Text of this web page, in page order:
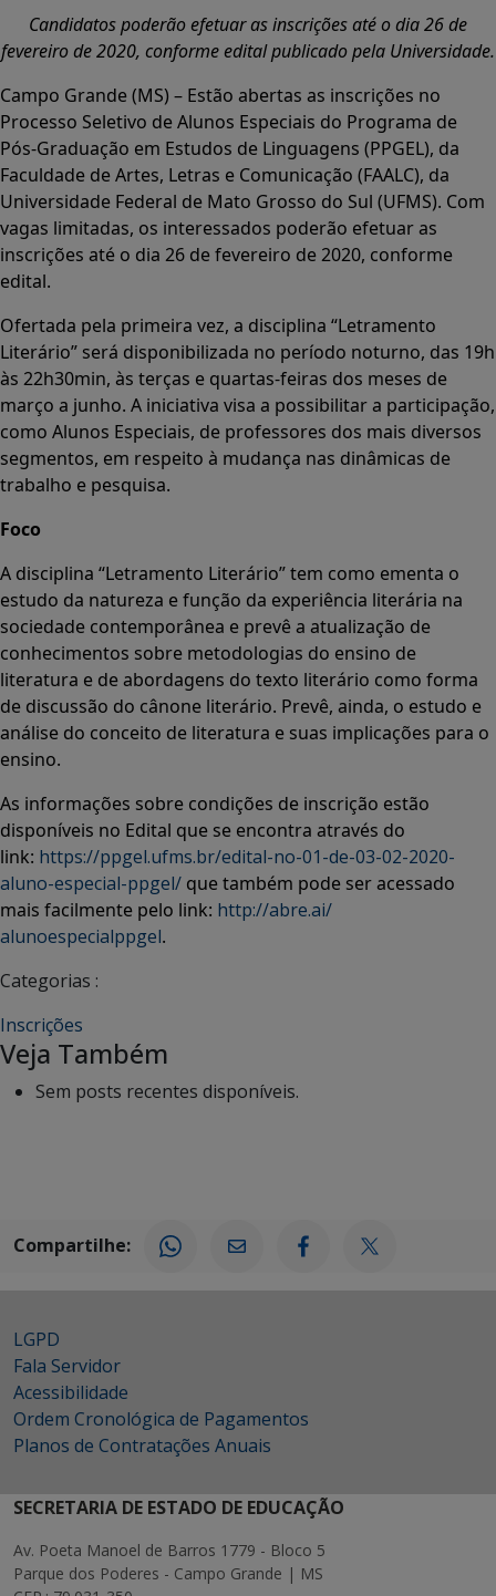
Candidatos poderão efetuar as inscrições até o dia 26 de
fevereiro de 2020, conforme edital publicado pela Universidade.
Campo Grande (MS) – Estão abertas as inscrições no
Processo Seletivo de Alunos Especiais do Programa de
Pós-Graduação em Estudos de Linguagens (PPGEL), da
Faculdade de Artes, Letras e Comunicação (FAALC), da
Universidade Federal de Mato Grosso do Sul (UFMS). Com
vagas limitadas, os interessados poderão efetuar as
inscrições até o dia 26 de fevereiro de 2020, conforme
edital.
Ofertada pela primeira vez, a disciplina “Letramento
Literário” será disponibilizada no período noturno, das 19h
às 22h30min, às terças e quartas-feiras dos meses de
março a junho. A iniciativa visa a possibilitar a participação,
como Alunos Especiais, de professores dos mais diversos
segmentos, em respeito à mudança nas dinâmicas de
trabalho e pesquisa.
Foco
A disciplina “Letramento Literário” tem como ementa o
estudo da natureza e função da experiência literária na
sociedade contemporânea e prevê a atualização de
conhecimentos sobre metodologias do ensino de
literatura e de abordagens do texto literário como forma
de discussão do cânone literário. Prevê, ainda, o estudo e
análise do conceito de literatura e suas implicações para o
ensino.
As informações sobre condições de inscrição estão
disponíveis no Edital que se encontra através do
link: https://ppgel.ufms.br/edital-no-01-de-03-02-2020-
aluno-especial-ppgel/ que também pode ser acessado
mais facilmente pelo link: http://abre.ai/
alunoespecialppgel.
Categorias :
Inscrições
Veja Também
Sem posts recentes disponíveis.
Compartilhe:
LGPD
Fala Servidor
Acessibilidade
Ordem Cronológica de Pagamentos
Planos de Contratações Anuais
SECRETARIA DE ESTADO DE EDUCAÇÃO
Av. Poeta Manoel de Barros 1779 - Bloco 5
Parque dos Poderes - Campo Grande | MS